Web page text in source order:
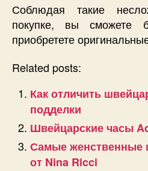
Соблюдая такие
покупке, вы сможете
приобретете
Related posts:
Как отличить
подделки
Швейцарские часы
Самые женственные
от Nina Ricci